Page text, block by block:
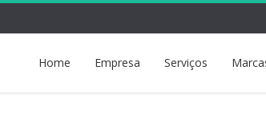
Home Empresa Serviços